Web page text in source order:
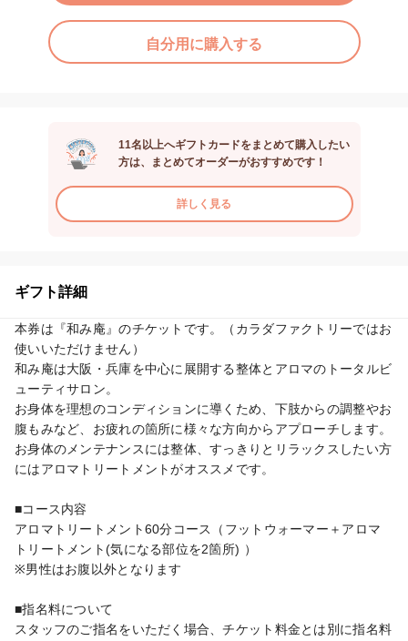
自分用に購入する
11名以上へギフトカードをまとめて購入したい
方は、まとめてオーダーがおすすめです！
詳しく見る
ギフト詳細
本券は『和み庵』のチケットです。（カラダファクトリーではお
使いいただけません）
和み庵は大阪・兵庫を中心に展開する整体とアロマのトータルビ
ューティサロン。
お身体を理想のコンディションに導くため、下肢からの調整やお
腹もみなど、お疲れの箇所に様々な方向からアプローチします。
お身体のメンテナンスには整体、すっきりとリラックスしたい方
にはアロマトリートメントがオススメです。
■コース内容
アロマトリートメント60分コース（フットウォーマー＋アロマ
トリートメント(気になる部位を2箇所) ）
※男性はお腹以外となります
■指名料について
スタッフのご指名をいただく場合、チケット料金とは別に指名料